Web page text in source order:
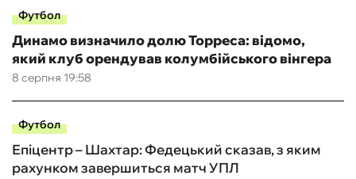
Футбол
8 серпня 19:58
Динамо визначило долю Торреса: відомо,
який клуб орендував колумбійського вінгера
Футбол
Епіцентр – Шахтар: Федецький сказав, з яким
рахунком завершиться матч УПЛ